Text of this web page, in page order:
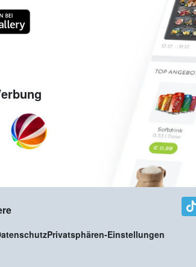
Privatsphären-Einstellungen